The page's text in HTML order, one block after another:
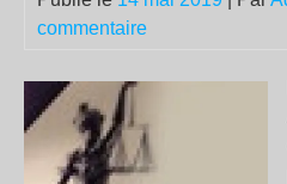
commentaire